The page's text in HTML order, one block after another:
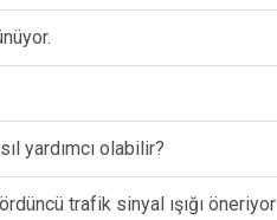
yardımcı olabilir?
trafik sinyal ışığı öneriyor